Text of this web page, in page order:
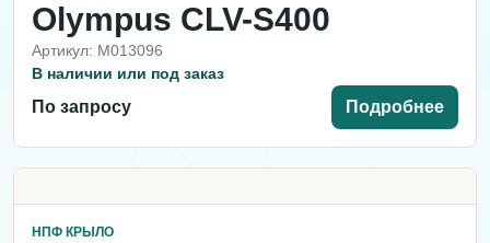
Olympus CLV-S400
Артикул: M013096
В наличии или под заказ
По запросу Подробнее
НПФ КРЫЛО